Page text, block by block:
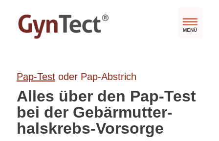
MENÜ
Pap-Testoder Pap-Abstrich
Alles über den Pap-Test
bei der Gebärmutter­
halskrebs-Vorsorge